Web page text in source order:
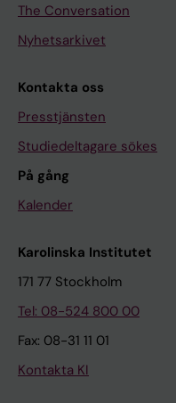
The Conversation
Nyhetsarkivet
Kontakta oss
Presstjänsten
Studiedeltagare sökes
På gång
Kalender
Karolinska Institutet
171 77 Stockholm
Tel: 08-524 800 00
Fax: 08-31 11 01
Kontakta KI